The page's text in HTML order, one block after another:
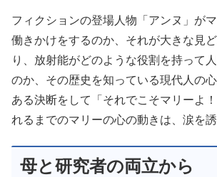
フィクションの登場人物「アンヌ」が
働きかけをするのか、それが大きな見
り、放射能がどのような役割を持って
のか、その歴史を知っている現代人の心
ある決断をして「それでこそマリーよ
れるまでのマリーの心の動きは、涙を誘
母と研究者の両立から